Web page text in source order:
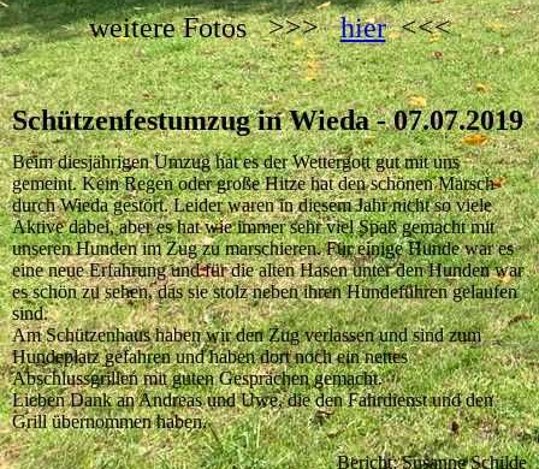
weitere Fotos >>>hier<<<
Schützenfestumzug in Wieda - 07.07.2019
Beim diesjährigen Umzug hat es der Wettergott gut mit uns
gemeint. Kein Regen oder große Hitze hat den schönen Marsch
durch Wieda gestört. Leider waren in diesem Jahr nicht so viele
Aktive dabei, aber es hat wie immer sehr viel Spaß gemacht mit
unseren Hunden im Zug zu marschieren. Für einige Hunde war es
eine neue Erfahrung und für die alten Hasen unter den Hunden war
es schön zu sehen, das sie stolz neben ihren Hundeführen gelaufen
sind.
Am Schützenhaus haben wir den Zug verlassen und sind zum
Hundeplatz gefahren und haben dort noch ein nettes
Abschlussgrillen mit guten Gesprächen gemacht.
Lieben Dank an Andreas und Uwe, die den Fahrdienst und den
Grill übernommen haben.
Bericht: Susanne Schilde